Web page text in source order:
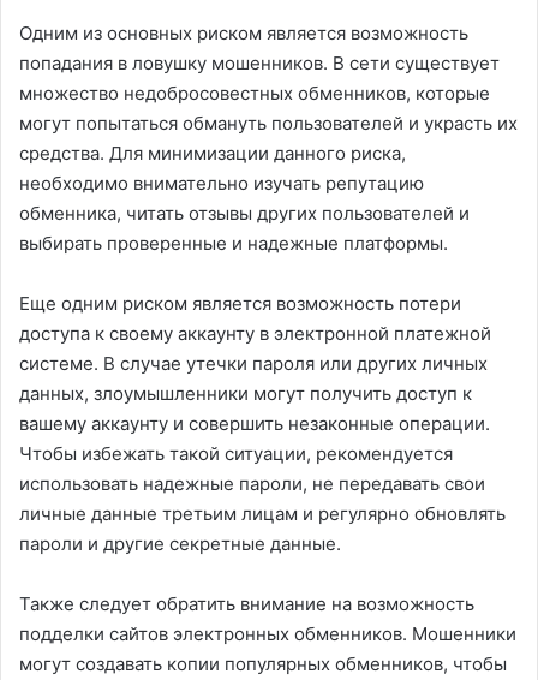
Одним из основных риском является возможность
попадания в ловушку мошенников. В сети существует
множество недобросовестных обменников, которые
могут попытаться обмануть пользователей и украсть их
средства. Для минимизации данного риска,
необходимо внимательно изучать репутацию
обменника, читать отзывы других пользователей и
выбирать проверенные и надежные платформы.
Еще одним риском является возможность потери
доступа к своему аккаунту в электронной платежной
системе. В случае утечки пароля или других личных
данных, злоумышленники могут получить доступ к
вашему аккаунту и совершить незаконные операции.
Чтобы избежать такой ситуации, рекомендуется
использовать надежные пароли, не передавать свои
личные данные третьим лицам и регулярно обновлять
пароли и другие секретные данные.
Также следует обратить внимание на возможность
подделки сайтов электронных обменников. Мошенники
могут создавать копии популярных обменников, чтобы